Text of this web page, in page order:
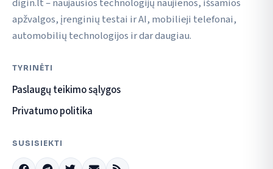
digin.lt – naujausios technologijų naujienos, išsamios
apžvalgos, įrenginių testai ir AI, mobilieji telefonai,
automobilių technologijos ir dar daugiau.
TYRINĖTI
Paslaugų teikimo sąlygos
Privatumo politika
SUSISIEKTI